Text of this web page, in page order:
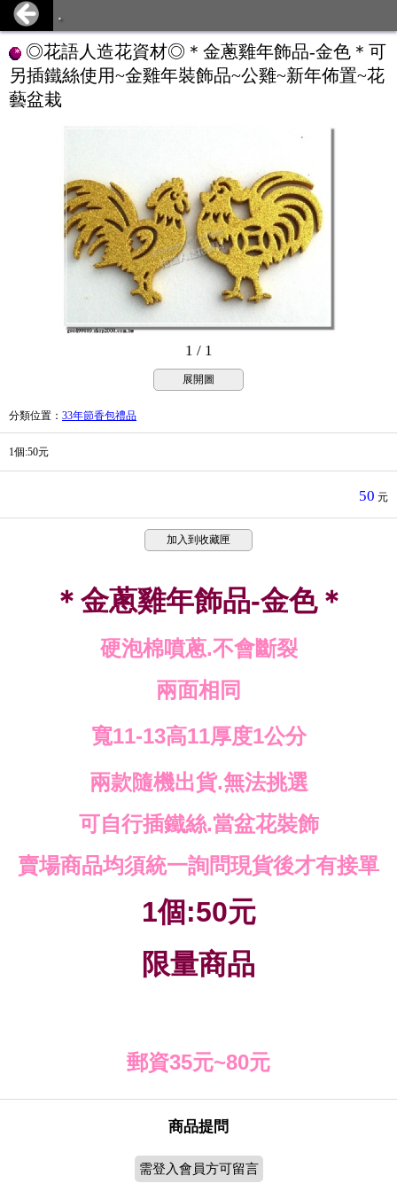
.
◎花語人造花資材◎＊金蔥雞年飾品-金色＊可
另插鐵絲使用~金雞年裝飾品~公雞~新年佈置~花
藝盆栽
1 / 1
展開圖
分類位置 ： 33年節香包禮品
1個:50元
50 元
加入到收藏匣
＊金蔥雞年飾品-金色＊
硬泡棉噴蔥.不會斷裂
兩面相同
寬11-13高11厚度1公分
兩款隨機出貨.無法挑選
可自行插鐵絲.當盆花裝飾
賣場商品均須統一詢問現貨後才有接單
1個:50元
限量商品
郵資35元~80元
商品提問
需登入會員方可留言